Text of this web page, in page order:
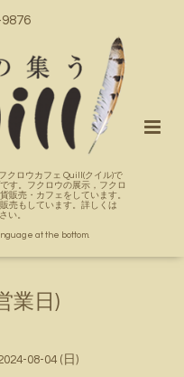
クロウカフェ Quill(クイル)で
す。フクロウの展示，フクロ
販売・カフェをしています。
売もしています。詳しくは
い。
at the bottom.
業日)
08-04 (日)